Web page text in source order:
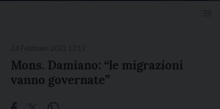
Mons. Damiano: “le migrazioni
vanno governate”